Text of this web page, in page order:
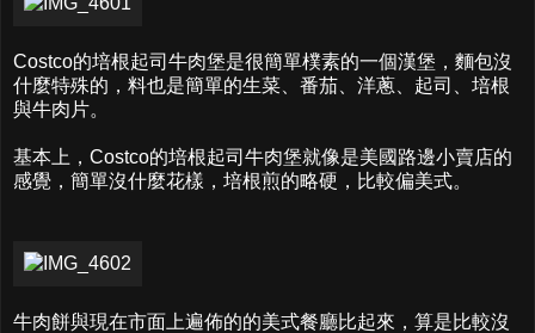
Costco的培根起司牛肉堡是很簡單樸素的一個漢堡，麵包沒
什麼特殊的，料也是簡單的生菜、番茄、洋蔥、起司、培根
與牛肉片。
基本上，Costco的培根起司牛肉堡就像是美國路邊小賣店的
感覺，簡單沒什麼花樣，培根煎的略硬，比較偏美式。
牛肉餅與現在市面上遍佈的的美式餐廳比起來，算是比較沒